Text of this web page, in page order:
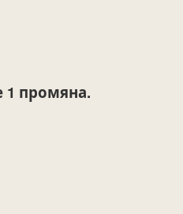
промяна.